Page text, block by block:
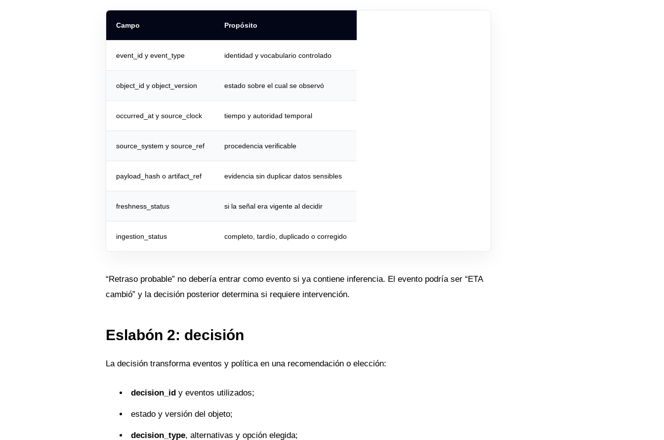
Campo Propósito
event_id y event_type identidad y vocabulario controlado
object_id y object_version estado sobre el cual se observó
occurred_at y source_clock tiempo y autoridad temporal
source_system y source_ref procedencia verificable
payload_hash o artifact_ref evidencia sin duplicar datos sensibles
freshness_status si la señal era vigente al decidir
ingestion_status completo, tardío, duplicado o corregido
“Retraso probable” no debería entrar como evento si ya contiene inferencia. El evento podría ser “ETA
cambió” y la decisión posterior determina si requiere intervención.
Eslabón 2: decisión
La decisión transforma eventos y política en una recomendación o elección:
decision_id y eventos utilizados;
estado y versión del objeto;
decision_type, alternativas y opción elegida;